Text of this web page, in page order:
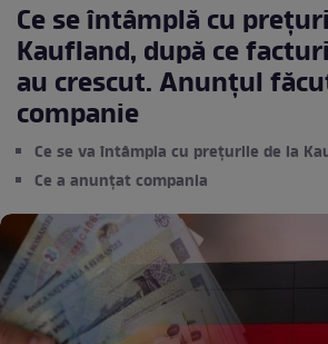
Ce se întâmplă cu
Kaufland, după ce
au crescut. Anunțul
companie
Ce se va întâmpla cu prețurile de la
Ce a anunțat compania